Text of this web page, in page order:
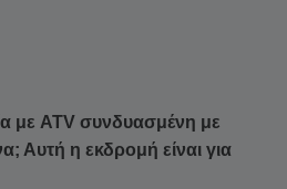
με ATV συνδυασμένη με
Αυτή η εκδρομή είναι για